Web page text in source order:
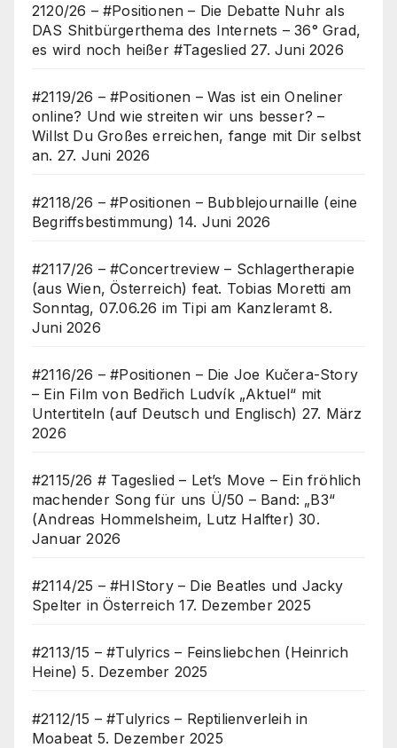
2120/26 – #Positionen – Die Debatte Nuhr als
DAS Shitbürgerthema des Internets – 36° Grad,
es wird noch heißer #Tageslied 27. Juni 2026
#2119/26 – #Positionen – Was ist ein Oneliner
online? Und wie streiten wir uns besser? –
Willst Du Großes erreichen, fange mit Dir selbst
an. 27. Juni 2026
#2118/26 – #Positionen – Bubblejournaille (eine
Begriffsbestimmung) 14. Juni 2026
#2117/26 – #Concertreview – Schlagertherapie
(aus Wien, Österreich) feat. Tobias Moretti am
Sonntag, 07.06.26 im Tipi am Kanzleramt 8.
Juni 2026
#2116/26 – #Positionen – Die Joe Kučera-Story
– Ein Film von Bedřich Ludvík „Aktuel“ mit
Untertiteln (auf Deutsch und Englisch) 27. März
2026
#2115/26 # Tageslied – Let’s Move – Ein fröhlich
machender Song für uns Ü/50 – Band: „B3“
(Andreas Hommelsheim, Lutz Halfter) 30.
Januar 2026
#2114/25 – #HIStory – Die Beatles und Jacky
Spelter in Österreich 17. Dezember 2025
#2113/15 – #Tulyrics – Feinsliebchen (Heinrich
Heine) 5. Dezember 2025
#2112/15 – #Tulyrics – Reptilienverleih in
Moabeat 5. Dezember 2025